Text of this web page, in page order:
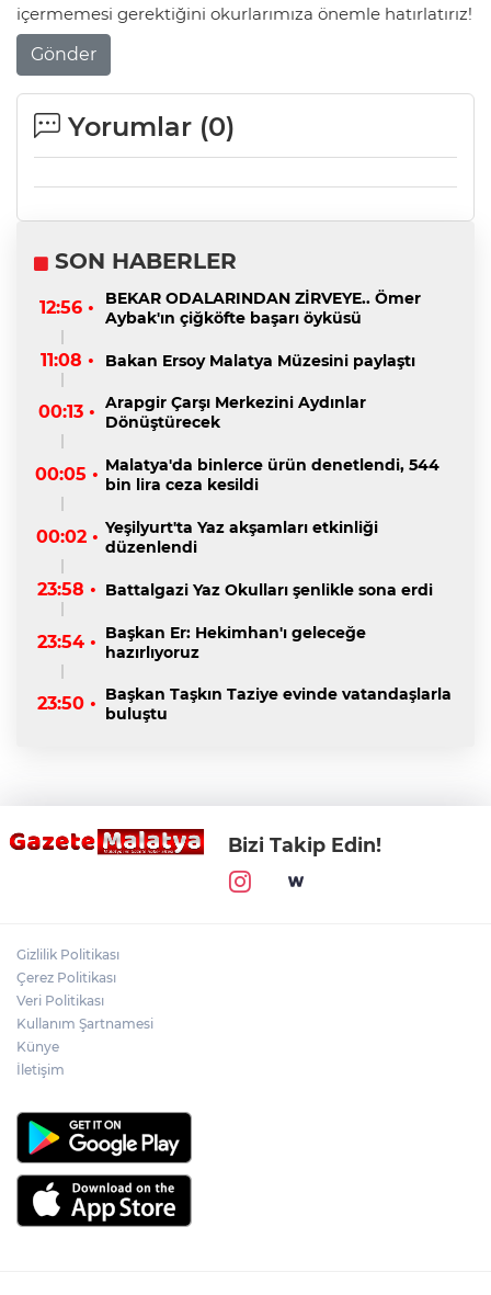
içermemesi gerektiğini okurlarımıza önemle hatırlatırız!
Gönder
Yorumlar (0)
SON HABERLER
12:56 •
BEKAR ODALARINDAN ZİRVEYE.. Ömer
Aybak'ın çiğköfte başarı öyküsü
11:08 • Bakan Ersoy Malatya Müzesini paylaştı
00:13 • Arapgir Çarşı Merkezini Aydınlar
Dönüştürecek
00:05 • Malatya'da binlerce ürün denetlendi, 544
bin lira ceza kesildi
00:02 • Yeşilyurt'ta Yaz akşamları etkinliği
düzenlendi
23:58 • Battalgazi Yaz Okulları şenlikle sona erdi
23:54 • Başkan Er: Hekimhan'ı geleceğe
hazırlıyoruz
23:50 • Başkan Taşkın Taziye evinde vatandaşlarla
buluştu
Bizi Takip Edin!
Gizlilik Politikası
Çerez Politikası
Veri Politikası
Kullanım Şartnamesi
Künye
İletişim